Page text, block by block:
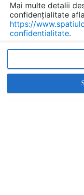
Modele de living și
Mai multe detalii
confidențialitate
https://
confidentialitate.